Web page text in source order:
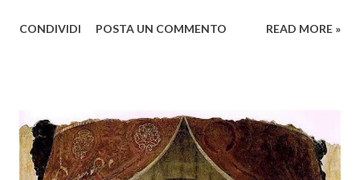
presso l’Hotel Regina di Vienna dalla società Wein & Kultur,
territorio maremmano: Consorzio Tutela Vini della
Maremma Toscana, del Montecucco e del Morellino di
Scansano. Scopo dell’iniziativa è stato quello di promuovere
CONDIVIDI POSTA UN COMMENTO READ MORE »